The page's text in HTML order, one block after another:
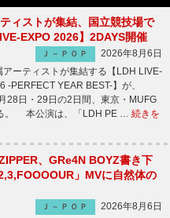
ィストが集結、国立競技場で
EXPO 2026】2DAYS開催
Ｊ－ＰＯＰ
2026年8月6日
ーティストが集結する【LDH LIVE-
-PERFECT YEAR BEST-】が、
28日・29日の2日間、東京・MUFG
。 本公演は、「LDH PE … 続きを
、GRe4N BOYZ書き下
」MVに自然体の
Ｊ－ＰＯＰ
2026年8月6日